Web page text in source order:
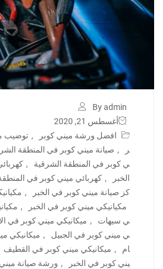
By admin
أغسطس 21, 2020
افضل ورشة ميني كوبر
, توضيب
ر
, صيانة ميني كوبر في المنطقة
ي كوبر في المنطقة الشرقية
,
الخبر
, كهربائي ميني كوبر في
كز صيانة ميني كوبر في الخبر
,
مكيانيكي ميني كوبر في الخبر
,
ي سيهات
, ميكانيكي ميني كوبر في
ي ميني كوبر في الجبيل
, ميكانيكي
ام
, ميكانيكي ميني كوبر في القطيف
يني كوبر في الخبر
, ورشة صيانة